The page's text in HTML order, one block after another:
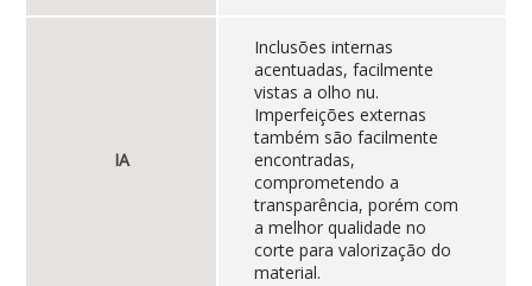
IA
Inclusões internas
acentuadas, facilmente
vistas a olho nu.
Imperfeições externas
também são facilmente
encontradas,
comprometendo a
transparência, porém com
a melhor qualidade no
corte para valorização do
material.